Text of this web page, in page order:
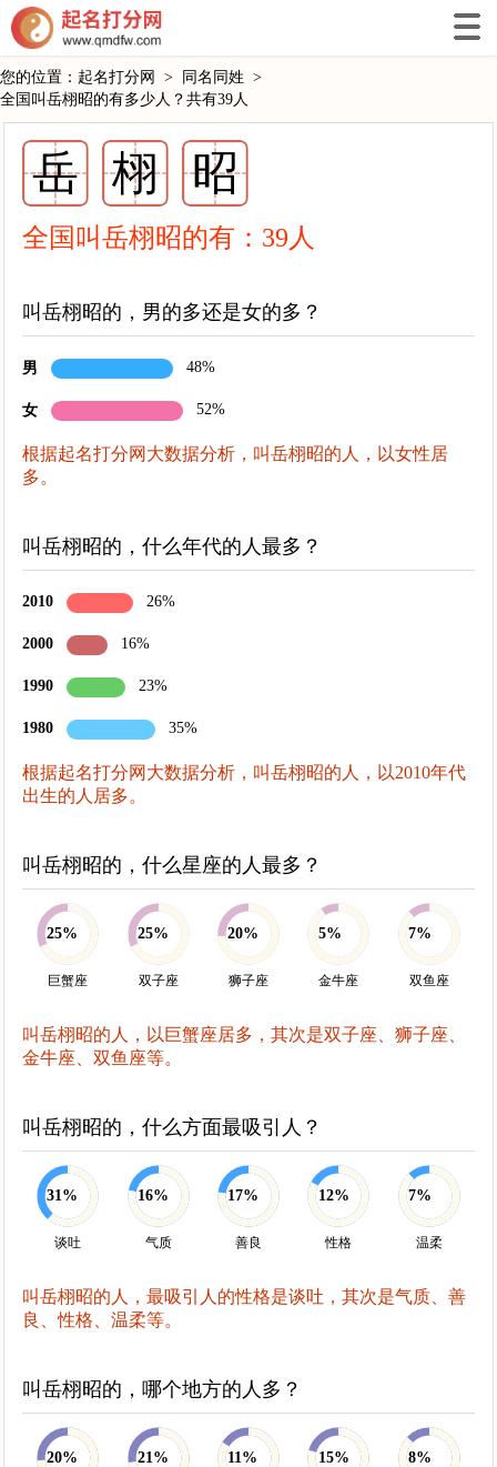
您的位置： 起名打分网 > 同名同姓 >
全国叫岳栩昭的有多少人？共有39人
岳 栩 昭
全国叫岳栩昭的有： 39 人
叫岳栩昭的，男的多还是女的多？
男 48%
女 52%
根据起名打分网大数据分析，叫岳栩昭的人，以女性居
多。
叫岳栩昭的，什么年代的人最多？
2010 26%
2000 16%
1990 23%
1980 35%
根据起名打分网大数据分析，叫岳栩昭的人，以2010年代
出生的人居多。
叫岳栩昭的，什么星座的人最多？
25%
巨蟹座
25%
双子座
20%
狮子座
5%
金牛座
7%
双鱼座
叫岳栩昭的人，以巨蟹座居多，其次是双子座、狮子座、
金牛座、双鱼座等。
叫岳栩昭的，什么方面最吸引人？
31%
谈吐
16%
气质
17%
善良
12%
性格
7%
温柔
叫岳栩昭的人，最吸引人的性格是谈吐，其次是气质、善
良、性格、温柔等。
叫岳栩昭的，哪个地方的人多？
20% 21% 11% 15% 8%